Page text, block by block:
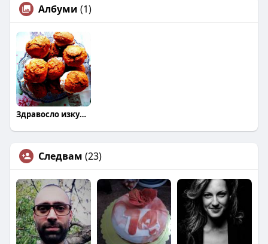
Албуми (1)
Здравосло изкушения
Следвам (23)